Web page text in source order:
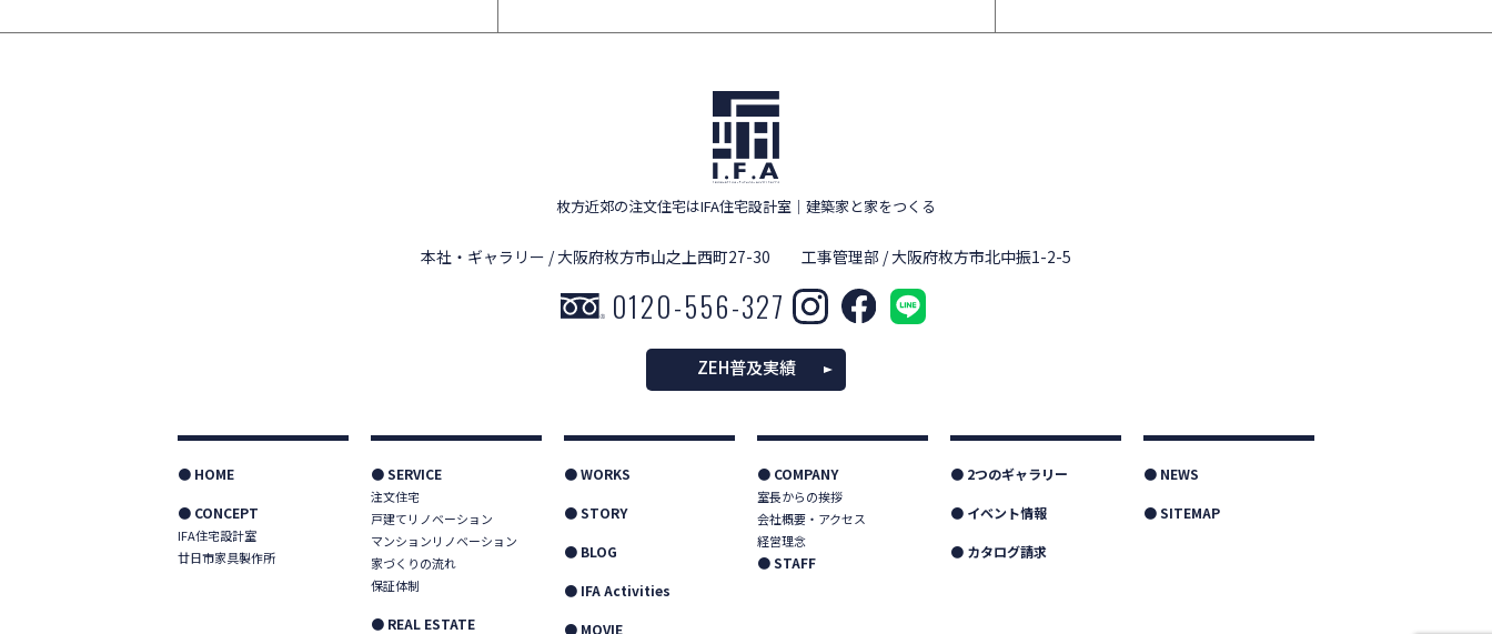
枚方近郊の注文住宅はIFA住宅設計室 ｜ 建築家と家をつくる
本社・ギャラリー / 大阪府枚方市山之上西町27-30 工事管理部 / 大阪府枚方市北中振1-2-5
0120-556-327
ZEH普及実績
● HOME
● CONCEPT
IFA住宅設計室
廿日市家具製作所
● SERVICE
注文住宅
戸建てリノベーション
マンションリノベーション
家づくりの流れ
保証体制
● REAL ESTATE
● WORKS
● STORY
● BLOG
● IFA Activities
● MOVIE
● COMPANY
室長からの挨拶
会社概要・アクセス
経営理念
● STAFF
● 2つのギャラリー
● イベント情報
● カタログ請求
● NEWS
● SITEMAP